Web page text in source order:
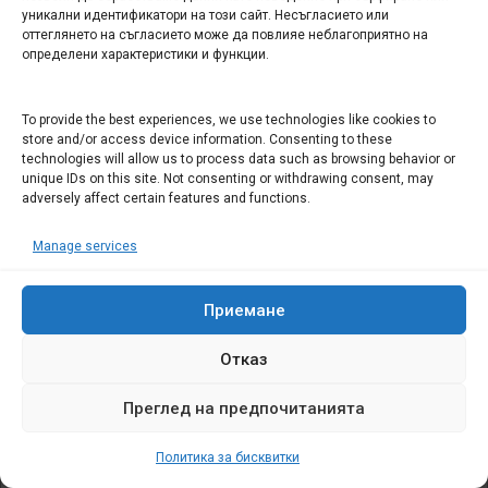
уникални идентификатори на този сайт. Несъгласието или
оттеглянето на съгласието може да повлияе неблагоприятно на
определени характеристики и функции.
To provide the best experiences, we use technologies like cookies to
store and/or access device information. Consenting to these
technologies will allow us to process data such as browsing behavior or
unique IDs on this site. Not consenting or withdrawing consent, may
adversely affect certain features and functions.
Manage services
Приемане
Отказ
Преглед на предпочитанията
Политика за бисквитки
PERMALINK
ВЛЕЗТЕ, ЗА ДА ОТГОВОРИТЕ
Трябва давлезете, за да публикувате коментар.
Вход сFacebook
АНКЕТИ
Успя ли Румен Радев да намали цените на стоките,